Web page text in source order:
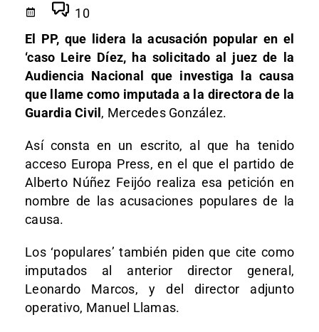
10
El PP, que lidera la acusación popular en el
‘caso Leire Díez, ha solicitado al juez de la
Audiencia Nacional que investiga la causa
que llame como imputada a la directora de la
Guardia Civil , Mercedes González.
Así consta en un escrito, al que ha tenido
acceso Europa Press, en el que el partido de
Alberto Núñez Feijóo realiza esa petición en
nombre de las acusaciones populares de la
causa.
Los ‘populares’ también piden que cite como
imputados al anterior director general,
Leonardo Marcos, y del director adjunto
operativo, Manuel Llamas.